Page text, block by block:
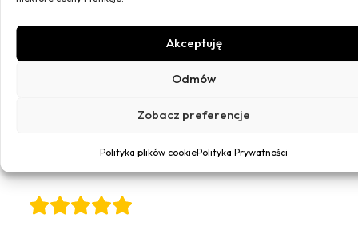
Akceptuję
Odmów
Zobacz preferencje
Polityka plików cookiePolityka Prywatności
Z
Szybko i